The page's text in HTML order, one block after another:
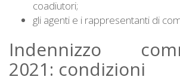
coadiutori;
gli agenti e i rappresentanti di
Indennizzo
2021: condizioni